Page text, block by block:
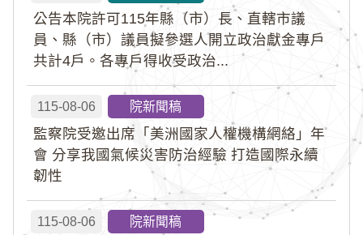
公告本院許可115年縣（市）長、直轄市議
員、縣（市）議員擬參選人開立政治獻金專戶
共計4戶。各專戶得收受政治...
115-08-06 院新聞稿
監察院受邀出席「美洲國家人權機構網絡」年
會 分享我國氣候災害防治經驗 打造國際永續
韌性
115-08-06 院新聞稿